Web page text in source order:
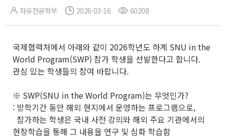
자유전공학부 2026-03-16 60208
국제협력처에서 아래와 같이 2026학년도 하계 SNU in the
World Program(SWP) 참가 학생을 선발한다고 합니다.
관심 있는 학생들의 참여 바랍니다.
※ SWP(SNU in the World Program)는 무엇인가?
: 방학기간 동안 해외 현지에서 운영하는 프로그램으로,
참가하는 학생은 국내 사전 강의와 해외 주요 기관에서의
현장학습을 통해 그 내용을 연구 및 심화 학습함